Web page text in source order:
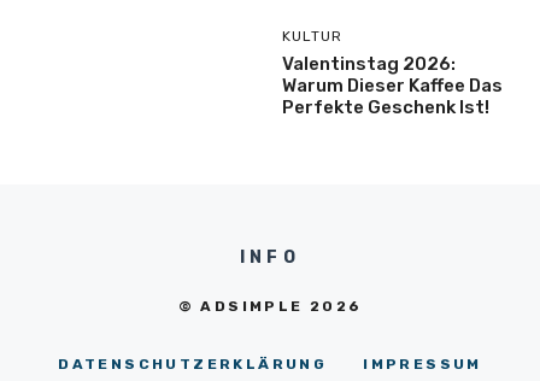
KULTUR
Valentinstag 2026:
Warum Dieser Kaffee Das
Perfekte Geschenk Ist!
INFO
© ADSIMPLE 2026
DATENSCHUTZERKLÄRUNG IMPRESSUM